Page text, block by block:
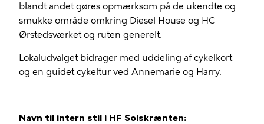
blandt andet gøres opmærksom på de ukendte og
smukke område omkring Diesel House og HC
Ørstedsværket og ruten generelt.
Lokaludvalget bidrager med uddeling af cykelkort
og en guidet cykeltur ved Annemarie og Harry.
Navn til intern stil i HF Solskrænten: